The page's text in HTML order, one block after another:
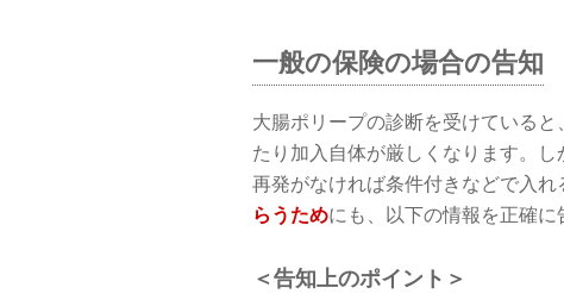
一般の保険の場合の告知
大腸ポリープの診断を受けている
たり加入自体が厳しくなります。
再発がなければ条件付きなどで入れ
らうためにも、以下の情報を正確に
＜告知上のポイント＞